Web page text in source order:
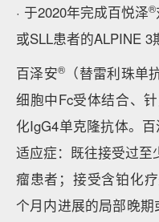
· 于2020年完成百悦泽®
或SLL患者的ALPINE 3
百泽安®
（替雷利珠
细胞中Fc受体结合、
化IgG4单克隆抗体。
适应症：既往接受过至
瘤患者；接受含铂化
个月内进展的局部晚